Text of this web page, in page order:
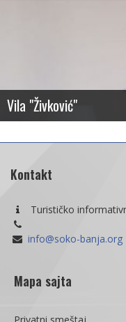
Studio "Pavlović"
Wifi internet
Saznaj više
Kontakt
Turističko
info@soko-banja.org
Mapa sajta